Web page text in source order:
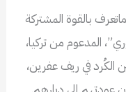
بالقوة المشتركة
المدعوم من تركيا،
الكُرد في ريف عفرين،